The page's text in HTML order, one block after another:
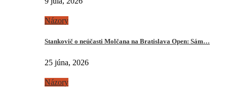
Názory
Stankovič o neúčasti Molčana na Bratislava Open: Sám…
25 júna, 2026
Názory